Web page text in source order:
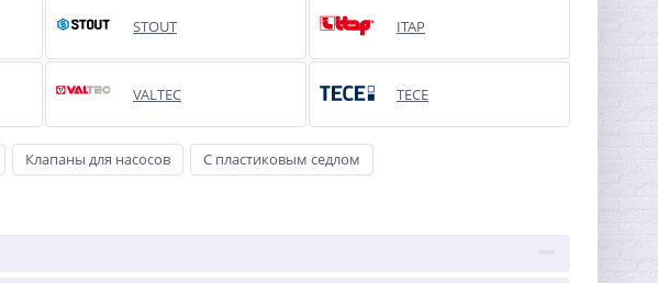
STOUT ITAP
VALTEC TECE
Клапаны для насосов С пластиковым седлом